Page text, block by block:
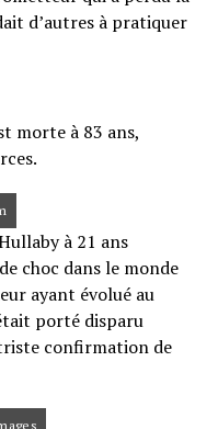
d’autres à pratiquer
morte à 83 ans,
à 21 ans
choc dans le monde
ayant évolué au
porté disparu
confirmation de